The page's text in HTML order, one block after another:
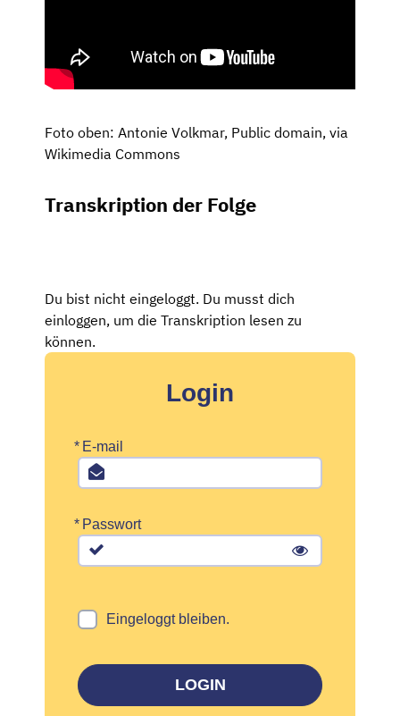
Foto oben: Antonie Volkmar, Public domain, via
Wikimedia Commons
Transkription der Folge
Du bist nicht eingeloggt. Du musst dich
einloggen, um die Transkription lesen zu
können.
Login
* E-mail
* Passwort
Eingeloggt bleiben.
LOGIN